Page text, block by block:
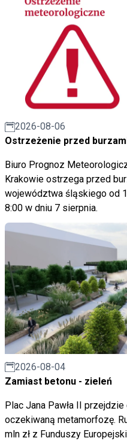
2026-08-06
Ostrzeżenie przed
Biuro Prognoz
Krakowie ostrzega przed
województwa śląskiego od
8:00 w dniu 7 sierpnia.
2026-08-04
Zamiast betonu - zieleń
Plac Jana Pawła II przejdzie
oczekiwaną metamorfozę.
mln zł z Funduszy